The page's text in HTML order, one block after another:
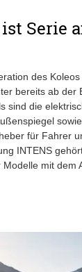
Serie
des Koleos
bereits ab der
sind die
für Fahrer
INTENS
mit dem